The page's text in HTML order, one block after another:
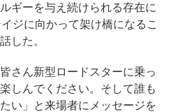
ギーを与え続けられる存在に
ジに向かって架け橋になるこ
した。
さん新型ロードスターに乗っ
しんでください。そして誰も
い」と来場者にメッセージを